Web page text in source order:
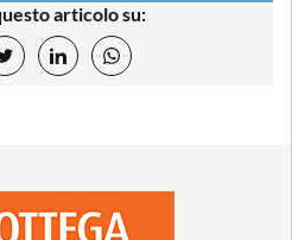
articolo su: